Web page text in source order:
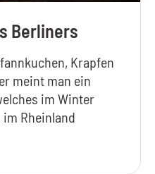
Berliners
Krapfen
meint man ein
im Winter
Rheinland